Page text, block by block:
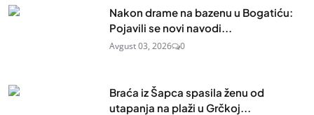
Nakon drame na bazenu u Bogatiću:
Pojavili se novi navodi...
Avgust 03, 2026 0
Braća iz Šapca spasila ženu od
utapanja na plaži u Grčkoj...